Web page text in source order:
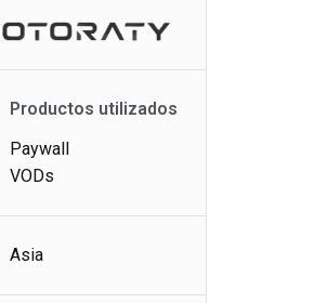
Productos utilizados
Paywall
VODs
Asia